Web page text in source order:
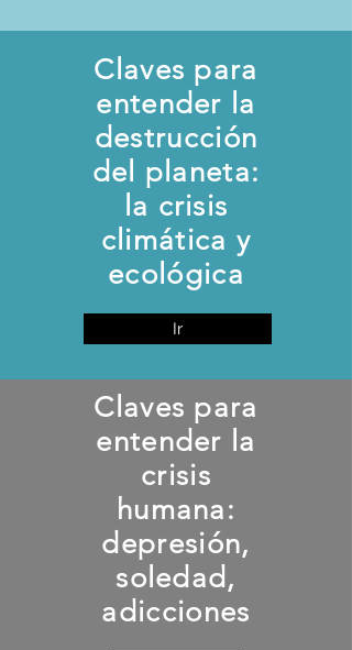
Claves para
entender la
destrucción
del planeta:
la crisis
climática y
ecológica
Ir
Claves para
entender la
crisis
humana:
depresión,
soledad,
adicciones